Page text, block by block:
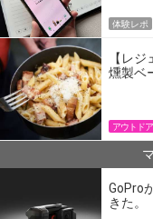
体験レポ
【レ
燻製ベ
アウトド
GoPro
きた。